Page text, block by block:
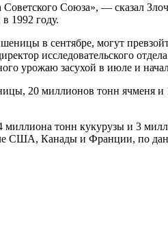
Союза», — сказал
1992 году.
в сентябре, могут
исследовательского
урожаю засухой в июле и
20 миллионов тонн ячменя
тонн кукурузы и 3
США, Канады и Франции, по